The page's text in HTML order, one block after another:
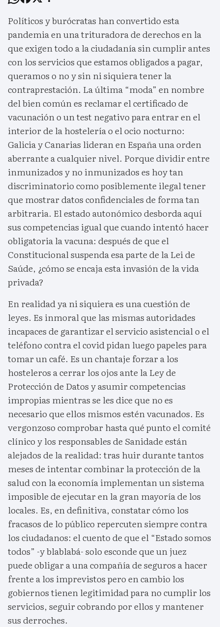
Políticos y burócratas han convertido esta
pandemia en una trituradora de derechos en la
que exigen todo a la ciudadanía sin cumplir antes
con los servicios que estamos obligados a pagar,
queramos o no y sin ni siquiera tener la
contraprestación. La última “moda” en nombre
del bien común es reclamar el certificado de
vacunación o un test negativo para entrar en el
interior de la hostelería o el ocio nocturno:
Galicia y Canarias lideran en España una orden
aberrante a cualquier nivel. Porque dividir entre
inmunizados y no inmunizados es hoy tan
discriminatorio como posiblemente ilegal tener
que mostrar datos confidenciales de forma tan
arbitraria. El estado autonómico desborda aquí
sus competencias igual que cuando intentó hacer
obligatoria la vacuna: después de que el
Constitucional suspenda esa parte de la Lei de
Saúde, ¿cómo se encaja esta invasión de la vida
privada?
En realidad ya ni siquiera es una cuestión de
leyes. Es inmoral que las mismas autoridades
incapaces de garantizar el servicio asistencial o el
teléfono contra el covid pidan luego papeles para
tomar un café. Es un chantaje forzar a los
hosteleros a cerrar los ojos ante la Ley de
Protección de Datos y asumir competencias
impropias mientras se les dice que no es
necesario que ellos mismos estén vacunados. Es
vergonzoso comprobar hasta qué punto el comité
clínico y los responsables de Sanidade están
alejados de la realidad: tras huir durante tantos
meses de intentar combinar la protección de la
salud con la economía implementan un sistema
imposible de ejecutar en la gran mayoría de los
locales. Es, en definitiva, constatar cómo los
fracasos de lo público repercuten siempre contra
los ciudadanos: el cuento de que el “Estado somos
todos” -y blablabá- solo esconde que un juez
puede obligar a una compañía de seguros a hacer
frente a los imprevistos pero en cambio los
gobiernos tienen legitimidad para no cumplir los
servicios, seguir cobrando por ellos y mantener
sus derroches.